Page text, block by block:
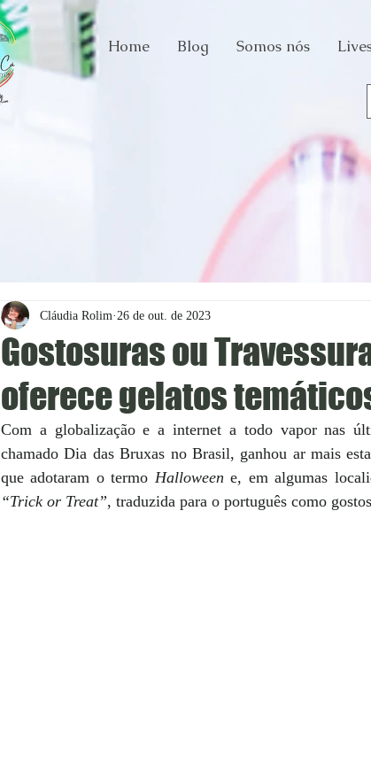
Home Blog Somos nós
Gostosuras ou
oferece gelatos
Cláudia Rolim 26 de out. de 2023
Com a globalização e a internet a todo vapor nas
chamado Dia das Bruxas no Brasil, ganhou ar mais
que adotaram o termo Halloween
“Trick or Treat”, traduzida para o português como